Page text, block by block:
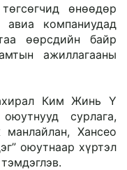
өнөөдөр
компаниудад
өөрсдийн байр
ажиллагааны
Ким Жинь Ү
сурлага,
Хансео
оюутнаар хүртэл